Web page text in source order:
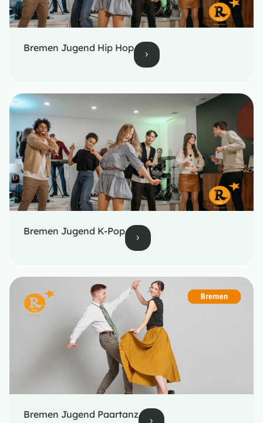
Bremen Jugend Hip Hop
Bremen Jugend K-Pop
Bremen Jugend Paartanz